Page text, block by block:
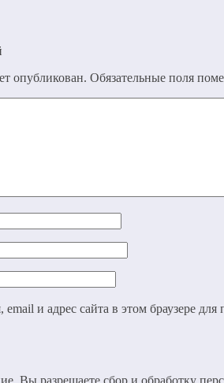
опубликован. Обязательные поля
и адрес сайта в этом браузере
Вы разрешаете сбор и обработку